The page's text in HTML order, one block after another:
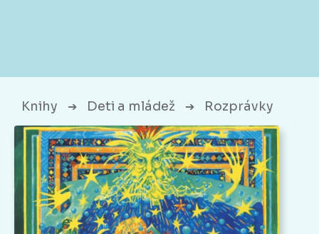
Knihy ➔ Deti a mládež ➔ Rozprávky